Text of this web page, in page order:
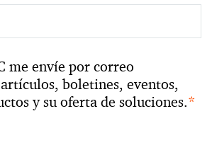
me envíe por correo
boletines, eventos,
y su oferta de soluciones.*